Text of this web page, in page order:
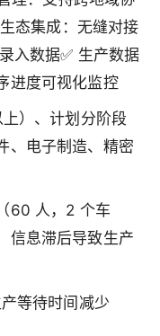
态集成：无缝对接
入数据✅ 生产数据
进度可视化监控
）、计划分阶段
、电子制造、精密
60 人，2 个车
信息滞后导致生产
等待时间减少